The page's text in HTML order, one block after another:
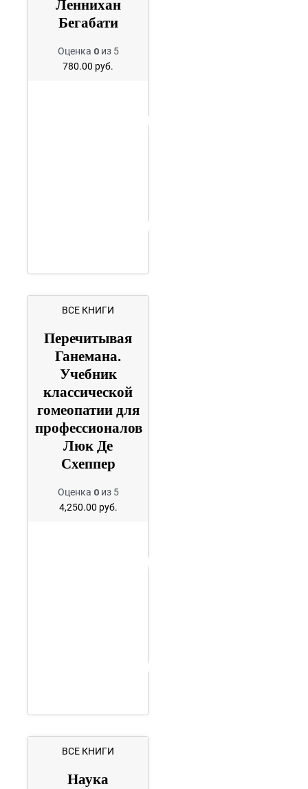
Леннихан
Бегабати
Оценка 0из 5
780.00 руб.
ВСЕ КНИГИ
Перечитывая
Ганемана.
Учебник
классической
гомеопатии для
профессионалов
Люк Де
Схеппер
Оценка 0из 5
4,250.00 руб.
ВСЕ КНИГИ
Наука